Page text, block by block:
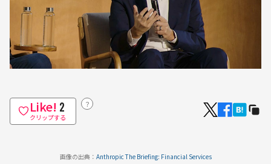
Like! 2
クリップする
？
画像の出典： Anthropic The Briefing: Financial Services